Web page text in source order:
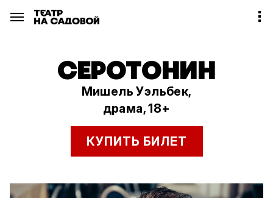
СЕРОТОНИН
Мишель Уэльбек,
драма, 18+
КУПИТЬ БИЛЕТ